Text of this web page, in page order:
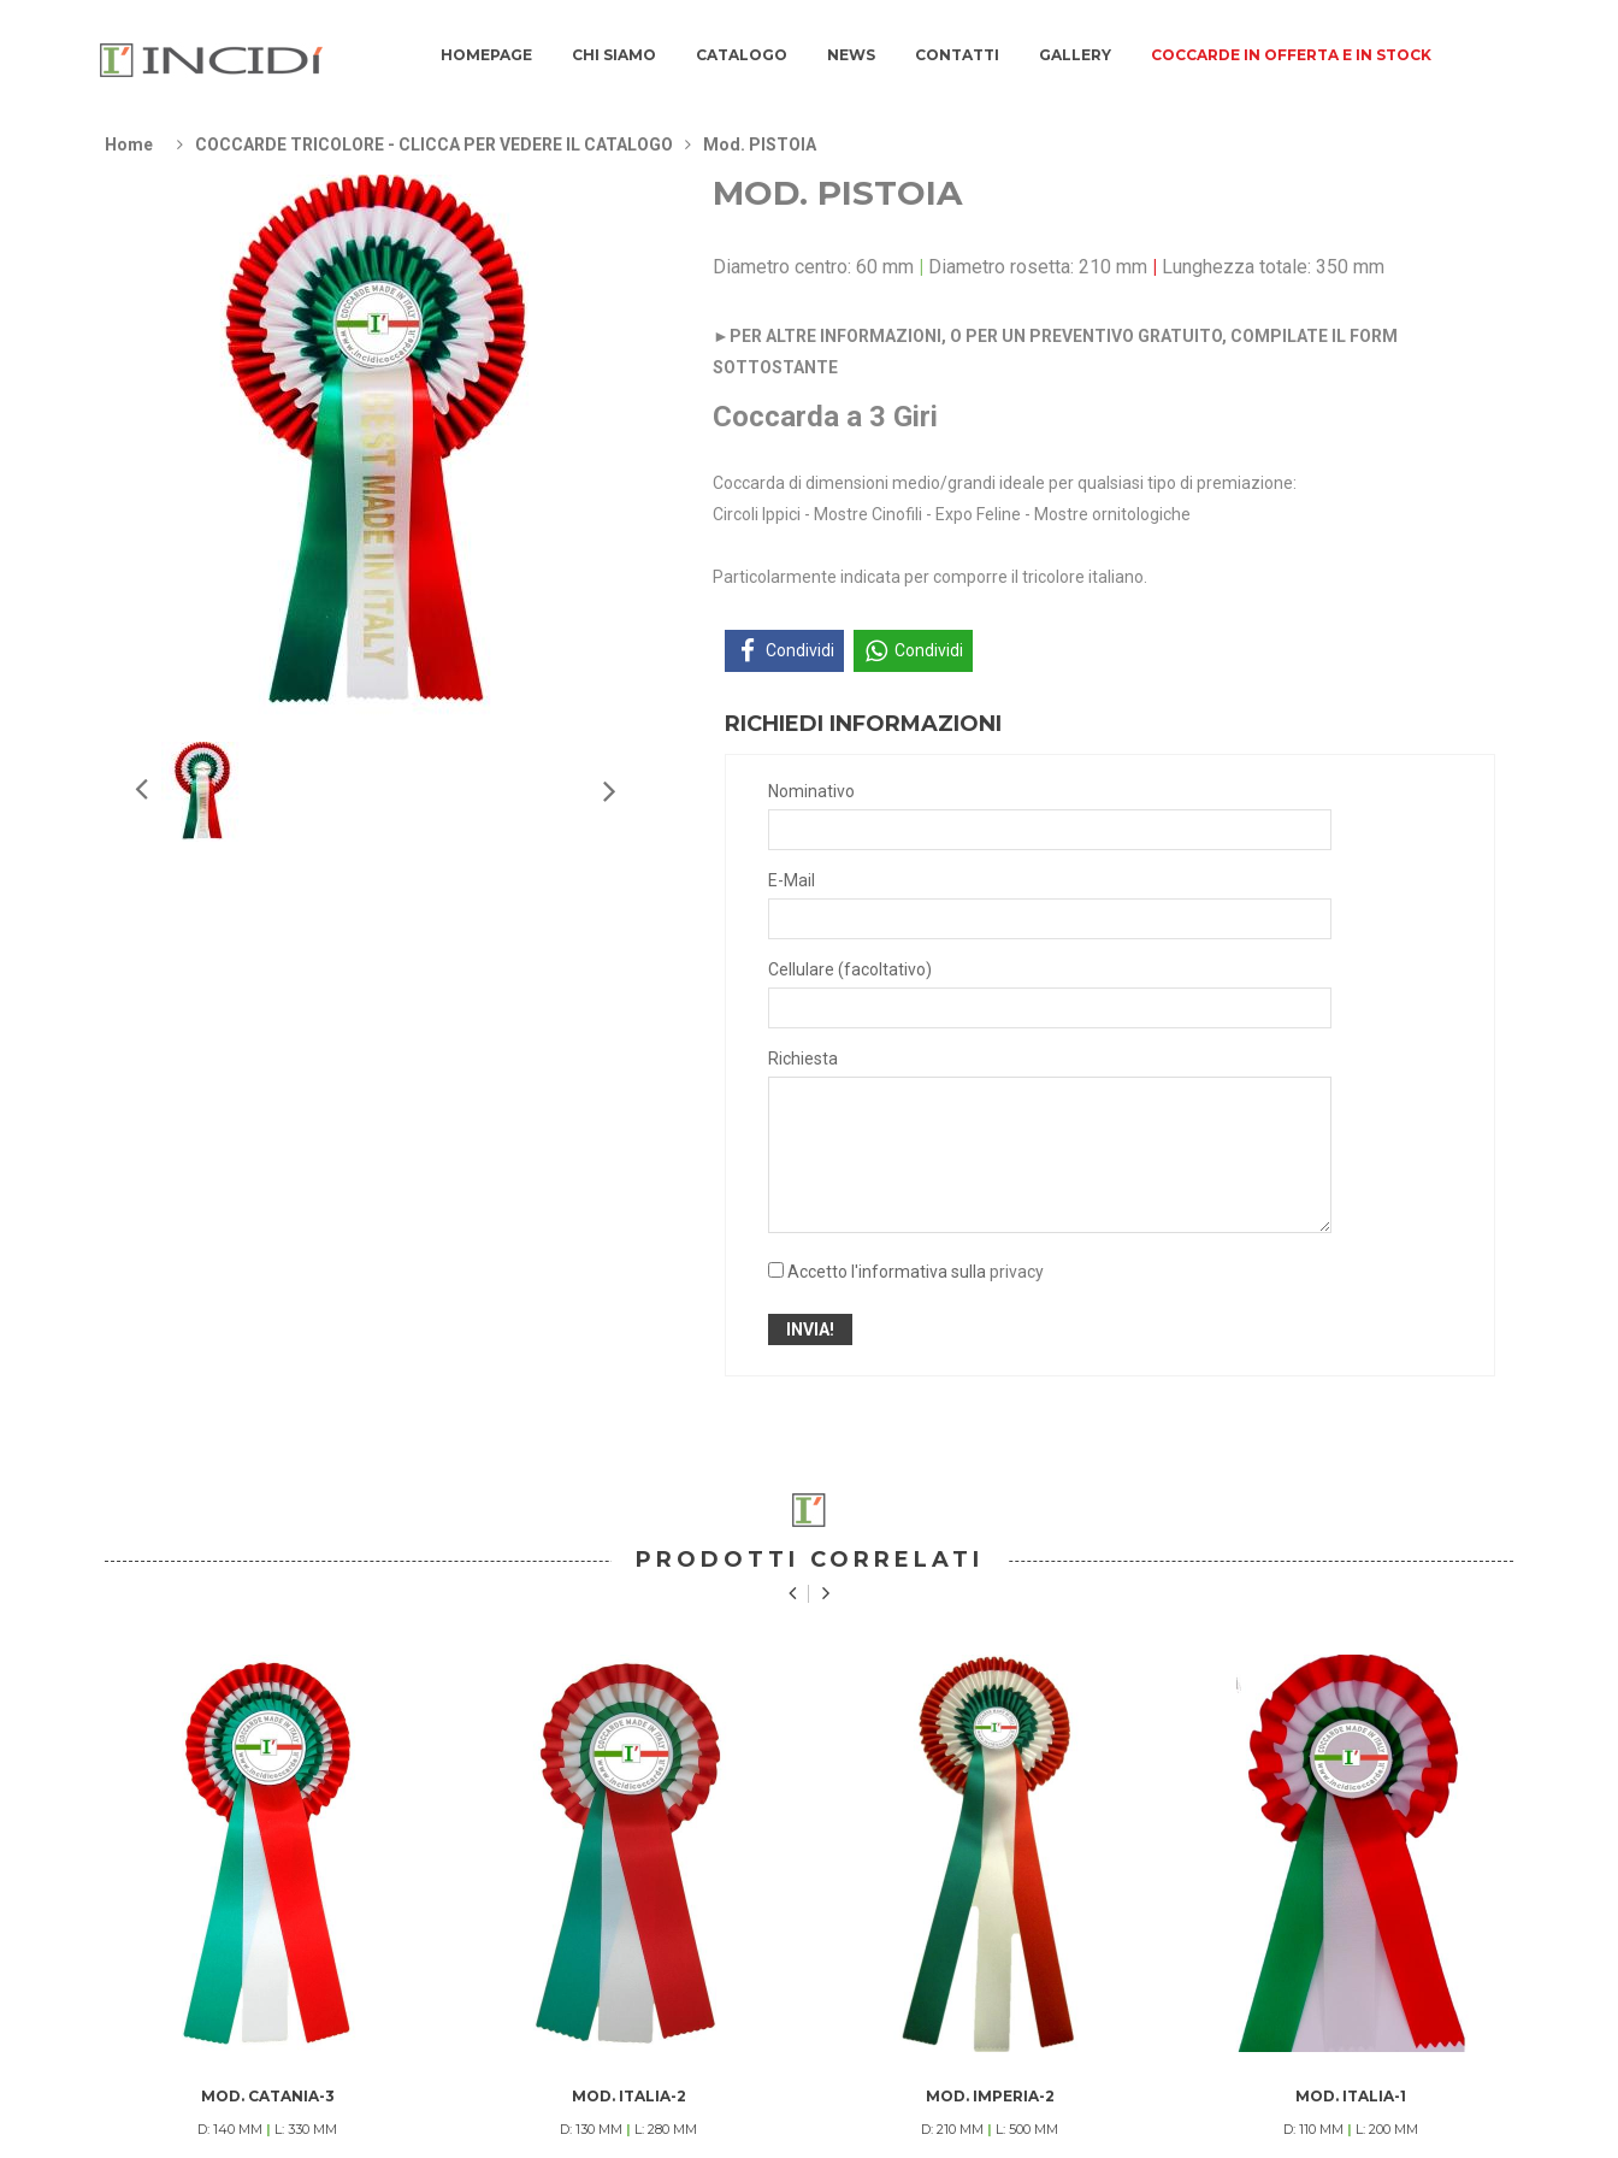
HOMEPAGE CHI SIAMO CATALOGO NEWS CONTATTI GALLERY COCCARDE IN OFFERTA E IN STOCK
Home COCCARDE TRICOLORE - CLICCA PER VEDERE IL CATALOGO Mod. PISTOIA
MOD. PISTOIA
Diametro centro: 60 mm | Diametro rosetta: 210 mm | Lunghezza totale: 350 mm
► PER ALTRE INFORMAZIONI, O PER UN PREVENTIVO GRATUITO, COMPILATE IL FORM
SOTTOSTANTE
Coccarda a 3 Giri
Coccarda di dimensioni medio/grandi ideale per qualsiasi tipo di premiazione:
Circoli Ippici - Mostre Cinofili - Expo Feline - Mostre ornitologiche
Particolarmente indicata per comporre il tricolore italiano.
Condividi Condividi
RICHIEDI INFORMAZIONI
Nominativo
E-Mail
Cellulare (facoltativo)
Richiesta
Accetto l'informativa sulla privacy
PRODOTTI CORRELATI
MOD. CATANIA-3
D: 140 MM | L: 330 MM
MOD. ITALIA-2
D: 130 MM | L: 280 MM
MOD. IMPERIA-2
D: 210 MM | L: 500 MM
MOD. ITALIA-1
D: 110 MM | L: 200 MM